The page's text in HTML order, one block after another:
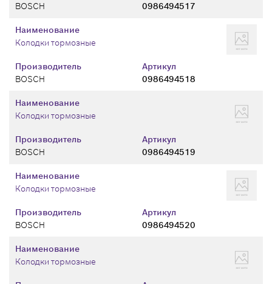
BOSCH
0986494517
Производитель
BOSCH
Артикул
0986494518
Наименование
Колодки тормозные
Производитель
BOSCH
Артикул
0986494519
Наименование
Колодки тормозные
Производитель
BOSCH
Артикул
0986494520
Наименование
Колодки тормозные
Наименование
Колодки тормозные